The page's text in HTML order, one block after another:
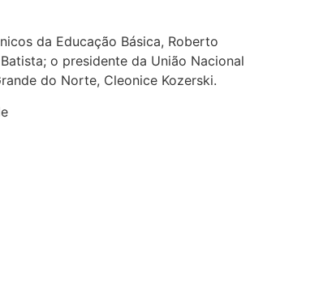
da Educação Básica, Roberto
o presidente da União Nacional
do Norte, Cleonice Kozerski.